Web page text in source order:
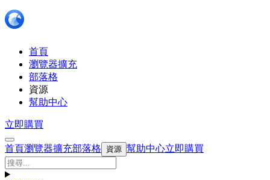
首頁
瀏覽器擴充
部落格
資源
幫助中心
立即購買
首頁瀏覽器擴充部落格 資源 幫助中心立即購買